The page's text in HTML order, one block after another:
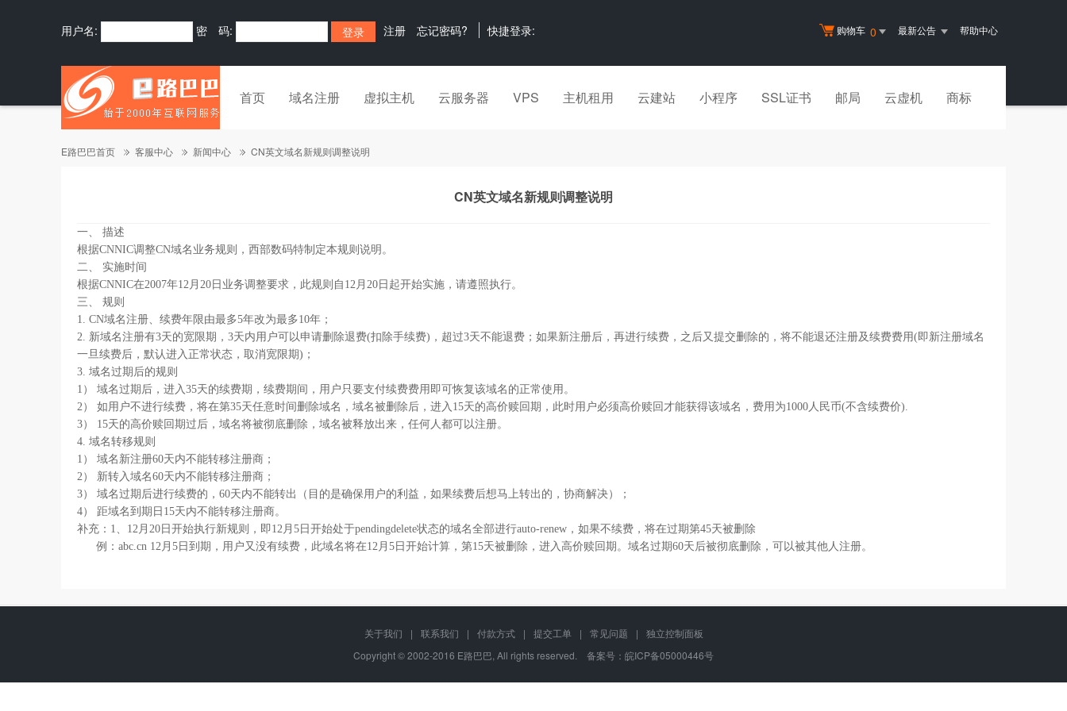
购物车 0 最新公告 帮助中心
用户名: 密 码: 注册 忘记密码? 快捷登录:
首页 域名注册 虚拟主机 云服务器 VPS 主机租用 云建站 小程序 SSL证书 邮局 云虚机 商标
E路巴巴首页 客服中心 新闻中心 CN英文域名新规则调整说明
CN英文域名新规则调整说明
一、 描述
根据CNNIC调整CN域名业务规则，西部数码特制定本规则说明。
二、 实施时间
根据CNNIC在2007年12月20日业务调整要求，此规则自12月20日起开始实施，请遵照执行。
三、 规则
1. CN域名注册、续费年限由最多5年改为最多10年；
2. 新域名注册有3天的宽限期，3天内用户可以申请删除退费(扣除手续费)，超过3天不能退费；如果新注册后，再进行续费，之后又提交删除的，将不能退还注册及续费费用(即新注册域名
一旦续费后，默认进入正常状态，取消宽限期)；
3. 域名过期后的规则
1） 域名过期后，进入35天的续费期，续费期间，用户只要支付续费费用即可恢复该域名的正常使用。
2） 如用户不进行续费，将在第35天任意时间删除域名，域名被删除后，进入15天的高价赎回期，此时用户必须高价赎回才能获得该域名，费用为1000人民币(不含续费价).
3） 15天的高价赎回期过后，域名将被彻底删除，域名被释放出来，任何人都可以注册。
4. 域名转移规则
1） 域名新注册60天内不能转移注册商；
2） 新转入域名60天内不能转移注册商；
3） 域名过期后进行续费的，60天内不能转出（目的是确保用户的利益，如果续费后想马上转出的，协商解决）；
4） 距域名到期日15天内不能转移注册商。
补充：1、12月20日开始执行新规则，即12月5日开始处于pendingdelete状态的域名全部进行auto-renew，如果不续费，将在过期第45天被删除
例：abc.cn 12月5日到期，用户又没有续费，此域名将在12月5日开始计算，第15天被删除，进入高价赎回期。域名过期60天后被彻底删除，可以被其他人注册。
关于我们 | 联系我们 | 付款方式 | 提交工单 | 常见问题 |
独立控制面板
Copyright © 2002-2016 E路巴巴, All rights reserved. 备案号： 皖ICP备05000446号